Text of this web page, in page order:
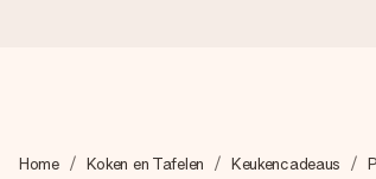
We maken jouw cadeau met zorg en
Home Koken en Tafelen Keukencadeaus